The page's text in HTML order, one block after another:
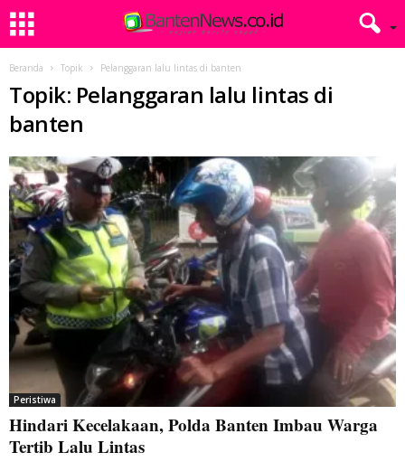
Beranda Topik Pelanggaran lalu lintas di banten
Topik: Pelanggaran lalu lintas di
banten
Peristiwa
Hindari Kecelakaan, Polda Banten Imbau Warga
Tertib Lalu Lintas